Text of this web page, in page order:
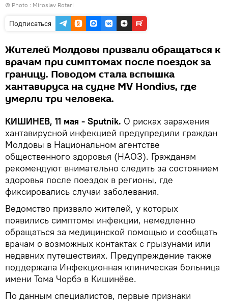
© Photo : Miroslav Rotari
Подписаться
Жителей Молдовы призвали обращаться к
врачам при симптомах после поездок за
границу. Поводом стала вспышка
хантавируса на судне MV Hondius, где
умерли три человека.
КИШИНЕВ, 11 мая - Sputnik. О рисках заражения
хантавирусной инфекцией предупредили граждан
Молдовы в Национальном агентстве
общественного здоровья (НАОЗ). Гражданам
рекомендуют внимательно следить за состоянием
здоровья после поездок в регионы, где
фиксировались случаи заболевания.
Ведомство призвало жителей, у которых
появились симптомы инфекции, немедленно
обращаться за медицинской помощью и сообщать
врачам о возможных контактах с грызунами или
недавних путешествиях. Предупреждение также
поддержала Инфекционная клиническая больница
имени Тома Чорбэ в Кишинёве.
По данным специалистов, первые признаки